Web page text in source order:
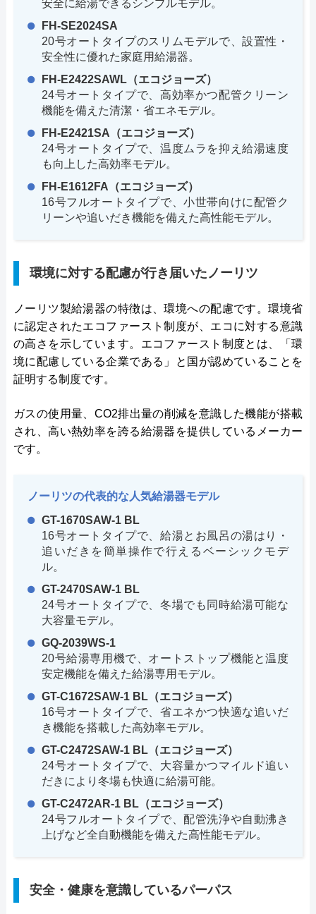
安全に給湯できるシンプルモデル。
FH-SE2024SA
20号オートタイプのスリムモデルで、設置性・
安全性に優れた家庭用給湯器。
FH-E2422SAWL（エコジョーズ）
24号オートタイプで、高効率かつ配管クリーン
機能を備えた清潔・省エネモデル。
FH-E2421SA（エコジョーズ）
24号オートタイプで、温度ムラを抑え給湯速度
も向上した高効率モデル。
FH-E1612FA（エコジョーズ）
16号フルオートタイプで、小世帯向けに配管ク
リーンや追いだき機能を備えた高性能モデル。
環境に対する配慮が行き届いたノーリツ
ノーリツ製給湯器の特徴は、環境への配慮です。環境省
に認定されたエコファースト制度が、エコに対する意識
の高さを示しています。エコファースト制度とは、「環
境に配慮している企業である」と国が認めていることを
証明する制度です。
ガスの使用量、CO2排出量の削減を意識した機能が搭載
され、高い熱効率を誇る給湯器を提供しているメーカー
です。
ノーリツの代表的な人気給湯器モデル
GT-1670SAW-1 BL
16号オートタイプで、給湯とお風呂の湯はり・
追いだきを簡単操作で行えるベーシックモデ
ル。
GT-2470SAW-1 BL
24号オートタイプで、冬場でも同時給湯可能な
大容量モデル。
GQ-2039WS-1
20号給湯専用機で、オートストップ機能と温度
安定機能を備えた給湯専用モデル。
GT-C1672SAW-1 BL（エコジョーズ）
16号オートタイプで、省エネかつ快適な追いだ
き機能を搭載した高効率モデル。
GT-C2472SAW-1 BL（エコジョーズ）
24号オートタイプで、大容量かつマイルド追い
だきにより冬場も快適に給湯可能。
GT-C2472AR-1 BL（エコジョーズ）
24号フルオートタイプで、配管洗浄や自動沸き
上げなど全自動機能を備えた高性能モデル。
安全・健康を意識しているパーパス